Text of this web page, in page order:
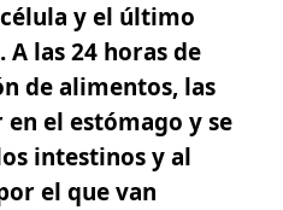
y el último
las 24 horas de
de alimentos, las
el estómago y se
intestinos y al
el que van